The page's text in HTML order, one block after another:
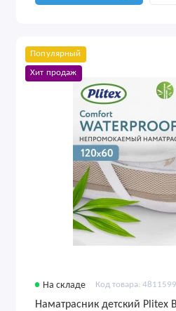
Популярный
Хит продаж
На складе Код товара:
Наматрасник детский Plitex